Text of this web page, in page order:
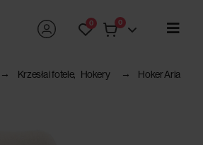
0 0
Krzesła i fotele, Hokery Hoker Aria